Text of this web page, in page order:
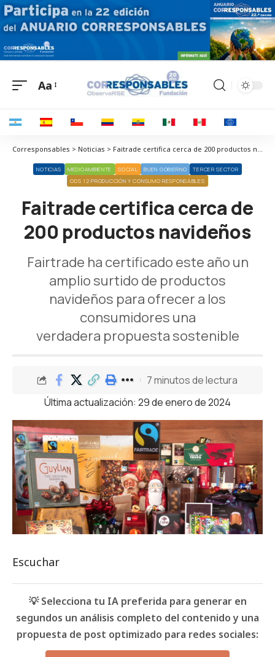
Aa
Corresponsables > Noticias > Faitrade certifica cerca de 200 productos navideños
NOTICIAS MEDIOAMBIENTE SOCIAL BUEN GOBIERNO
TERCER SECTOR
ODS 12 PRODUCCIÓN Y CONSUMO RESPONSABLES
Faitrade certifica cerca de
200 productos navideños
Fairtrade ha certificado este año un
amplio surtido de productos
navideños para ofrecer a los
consumidores una
verdadera propuesta sostenible
Última actualización: 29 de enero de 2024
7 minutos de lectura
Escuchar
💡 Selecciona tu IA preferida para generar en
segundos un análisis completo del contenido y una
propuesta de post optimizado para redes sociales: